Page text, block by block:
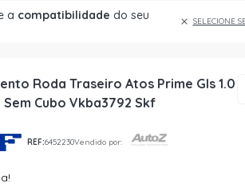
a compatibilidade do seu
SELECIONE
Roda Traseiro Atos Prime Gls 1.0
Sem Cubo Vkba3792 Skf
REF:6452230Vendido por: